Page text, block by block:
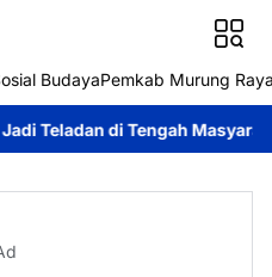
BudayaPemkab Murung
Masyarakat Heriyus